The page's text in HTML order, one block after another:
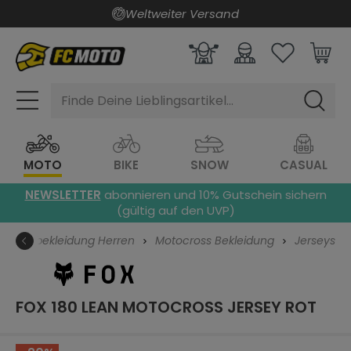
Weltweiter Versand
MOTO BIKE SNOW CASUAL
Finde Deine Lieblingsartikel...
NEWSLETTER abonnieren und 10% Gutschein sichern
(gültig auf den UVP)
Herren Motocross Bekleidung Jerseys
FOX 180 LEAN MOTOCROSS JERSEY ROT